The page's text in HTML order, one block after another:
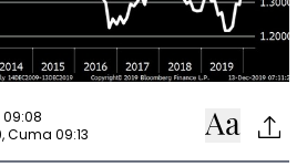
09:08
Cuma 09:13